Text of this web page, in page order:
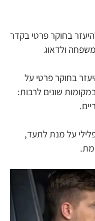
בחוקר פרטי בקדר
ולדאוג
בחוקר פרטי על
שונים לרבות:
על מנת לתעד,